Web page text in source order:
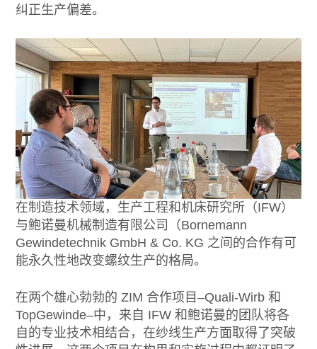
纠正生产偏差。
在制造技术领域，生产工程和机床研究所（IFW）
与鲍诺曼机械制造有限公司（Bornemann
Gewindetechnik GmbH & Co. KG 之间的合作有可
能永久性地改变螺纹生产的格局。
在两个雄心勃勃的 ZIM 合作项目–Quali-Wirb 和
TopGewinde–中，来自 IFW 和鲍诺曼的团队将各
自的专业技术相结合，在纱线生产方面取得了突破